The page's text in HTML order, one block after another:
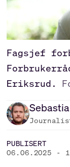
Fagsjef
Eriksrud.
PUBLISERT
06.06.2025 -